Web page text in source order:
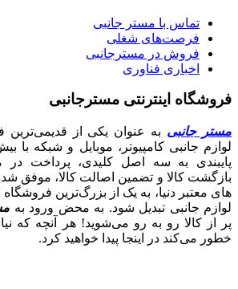
تماس با مستر جانبی
فرصت‌های شغلی
فروش در مسترجانبی
اخباری فناوری
فروشگاه اینترنتی مسترجانبی
مستر جانبی به عنوان یکی از قدیمی‌ترین
لوازم جانبی کامپیوتر، موبایل و شبکه با
بازگشت کالا و تضمین اصالت کالا، موفق
های معتبر دنیا، به یک از بزرگ‌ترین فروشگاه
لوازم جانبی تبدیل شود. به محض ورود به
پر از کالا رو به رو می‌شوید! هر آنچه که
خطور می‌کند در اینجا پیدا خواهید کرد.